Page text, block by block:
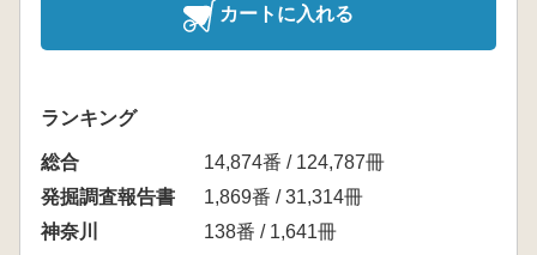
カートに入れる
ランキング
総合
14,874番 / 124,787冊
発掘調査報告書
1,869番 / 31,314冊
神奈川
138番 / 1,641冊